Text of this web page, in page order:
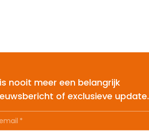
nooit meer een belangrijk
of exclusieve update.
*